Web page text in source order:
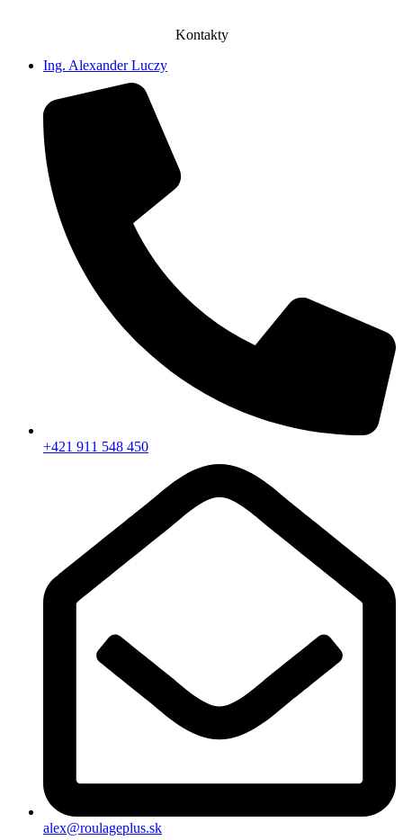
Kontakty
Ing. Alexander Luczy
+421 911 548 450
alex@roulageplus.sk